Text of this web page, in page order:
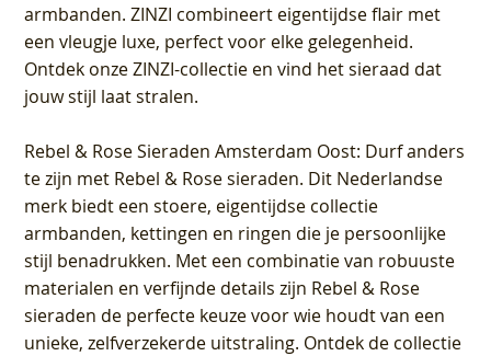
armbanden. ZINZI combineert eigentijdse flair met
een vleugje luxe, perfect voor elke gelegenheid.
Ontdek onze ZINZI-collectie en vind het sieraad dat
jouw stijl laat stralen.
Rebel & Rose Sieraden Amsterdam Oost: Durf anders
te zijn met Rebel & Rose sieraden. Dit Nederlandse
merk biedt een stoere, eigentijdse collectie
armbanden, kettingen en ringen die je persoonlijke
stijl benadrukken. Met een combinatie van robuuste
materialen en verfijnde details zijn Rebel & Rose
sieraden de perfecte keuze voor wie houdt van een
unieke, zelfverzekerde uitstraling. Ontdek de collectie